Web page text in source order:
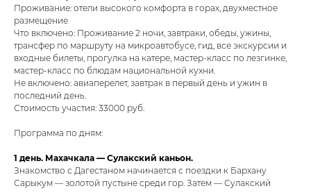
Проживание: отели высокого комфорта в горах, двухместное
размещение
Что включено: Проживание 2 ночи, завтраки, обеды, ужины,
трансфер по маршруту на микроавтобусе, гид, все экскурсии и
входные билеты, прогулка на катере, мастер-класс по лезгинке,
мастер-класс по блюдам национальной кухни.
Не включено: авиаперелет, завтрак в первый день и ужин в
последний день.
Стоимость участия: 33000 руб.
Программа по дням:
1 день. Махачкала — Сулакский каньон.
Знакомство с Дагестаном начинается с поездки к Бархану
Сарыкум — золотой пустыне среди гор. Затем — Сулакский